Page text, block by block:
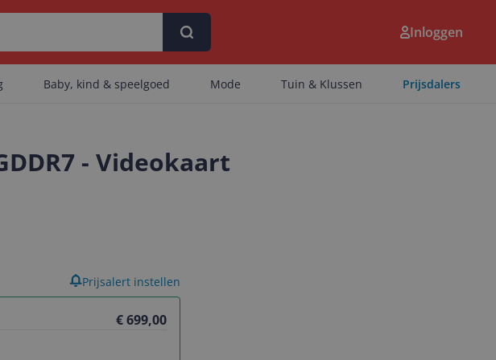
Inloggen
Baby, kind & speelgoed Mode Tuin & Klussen Prijsdalers
- Videokaart
€ 699,00
Prijsalert instellen